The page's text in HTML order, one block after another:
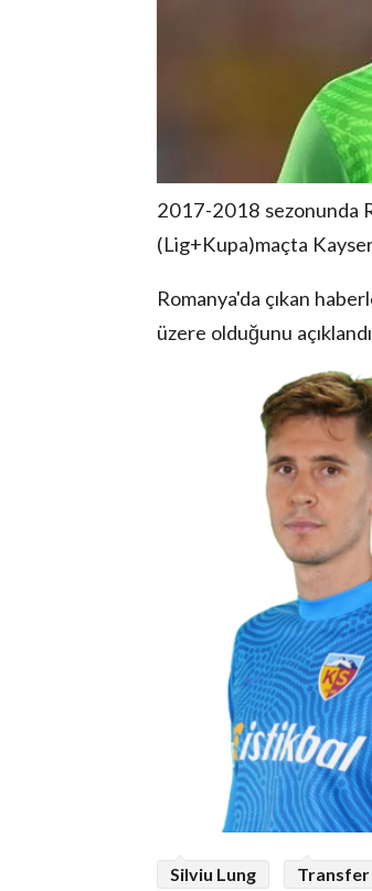
2017-2018 sezonunda
(Lig+Kupa)maçta
Romanya'da çıkan
üzere olduğunu
Silviu Lung Transfer